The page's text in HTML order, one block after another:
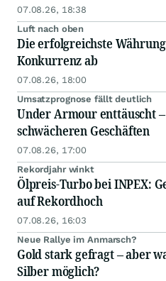
07.08.26, 18:38
Luft nach oben
Die erfolgreichste
Konkurrenz ab
07.08.26, 18:00
Umsatzprognose fällt deutlich
Under Armour enttäuscht
schwächeren Geschäften
07.08.26, 17:00
Rekordjahr winkt
Ölpreis-Turbo bei INPEX:
auf Rekordhoch
07.08.26, 16:03
Neue Rallye im Anmarsch?
Gold stark gefragt – aber
Silber möglich?